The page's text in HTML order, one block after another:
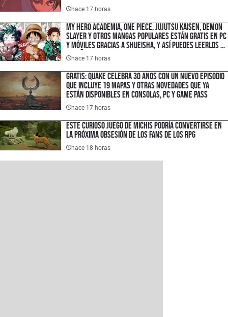
hace 17 horas
My Hero Academia, One Piece, Jujutsu Kaisen, Demon
Slayer y otros mangas populares están gratis en PC
y móviles gracias a Shueisha, y así puedes leerlos en
español
hace 17 horas
Gratis: Quake celebra 30 años con un nuevo episodio
que incluye 19 mapas y otras novedades que ya
están disponibles en consolas, PC y Game Pass
hace 17 horas
Este curioso juego de michis podría convertirse en
la próxima obsesión de los fans de los RPG
hace 18 horas